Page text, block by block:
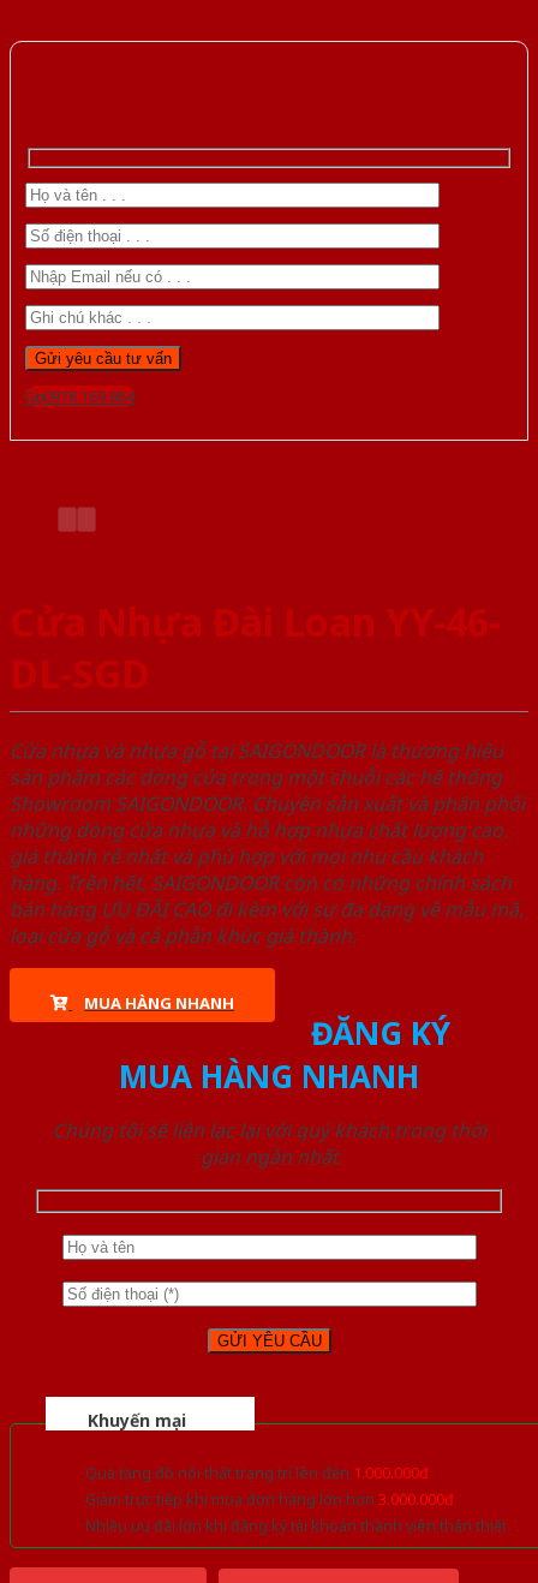
Gọi 0976.169.864
Cửa Nhựa Đài Loan YY-46-
DL-SGD
Cửa nhựa và nhựa gỗ tại SAIGONDOOR là thương hiệu
sản phẩm các dòng cửa trong một chuỗi các hệ thống
Showroom SAIGONDOOR. Chuyên sản xuất và phân phối
những dòng cửa nhựa và hỗ hợp nhựa chất lượng cao,
giá thành rẻ nhất và phù hợp với mọi nhu cầu khách
hàng. Trên hết, SAIGONDOOR còn có những chính sách
bán hàng ƯU ĐÃI CAO đi kèm với sự đa dạng về mẫu mã,
loại cửa gỗ và cả phân khúc giá thành.
MUA HÀNG NHANH
ĐĂNG KÝ
MUA HÀNG NHANH
Chúng tôi sẽ liên lạc lại với quý khách trong thời
gian ngắn nhất
Khuyến mại
Quà tặng đồ nội thất trang trí lên đến 1.000.000đ
Giảm trực tiếp khi mua đơn hàng lớn hơn 3.000.000đ
Nhiều ưu đãi lớn khi đăng ký tài khoản thành viên thân thiết